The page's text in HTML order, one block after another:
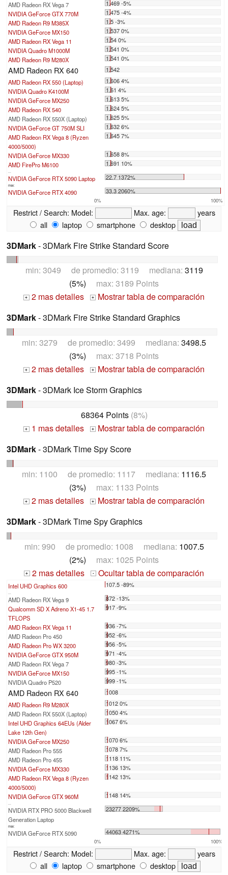
AMD Radeon RX Vega 7
1.469 -5%
NVIDIA GeForce GTX 770M
1.475 -4%
AMD Radeon R9 M385X
1.5 -3%
NVIDIA GeForce MX150
1.537 0%
AMD Radeon RX Vega 11
1.54 0%
NVIDIA Quadro M1000M
1.541 0%
AMD Radeon R9 M280X
1.541 0%
AMD Radeon RX 640
1.542
AMD Radeon RX 550 (Laptop)
1.606 4%
NVIDIA Quadro K4100M
1.61 4%
NVIDIA GeForce MX250
1.613 5%
AMD Radeon RX 540
1.624 5%
AMD Radeon RX 550X (Laptop)
1.625 5%
NVIDIA GeForce GT 750M SLI
1.632 6%
AMD Radeon RX Vega 8 (Ryzen
4000/5000)
1.645 7%
NVIDIA GeForce MX330
1.658 8%
AMD FirePro M6100
1.691 10%
NVIDIA GeForce RTX 5090 Laptop 22.7 1372%
max:
NVIDIA GeForce RTX 4090 33.3 2060%
0% 100%
Restrict / Search: Model: Max. age:
years
all
laptop smartphone desktop
3DMark- 3DMark Fire Strike Standard Score
min: 3049 de promedio: 3119 mediana: 3119
(5%) max: 3189 Points
+ 2 mas detalles +
Mostrar tabla de comparación
3DMark- 3DMark Fire Strike Standard Graphics
min: 3279 de promedio: 3499 mediana: 3498.5
(3%) max: 3718 Points
+ 2 mas detalles +
Mostrar tabla de comparación
3DMark- 3DMark Ice Storm Graphics
68364 Points(8%)
+ 1 mas detalles +
Mostrar tabla de comparación
3DMark- 3DMark Time Spy Score
min: 1100 de promedio: 1117 mediana: 1116.5
(3%) max: 1133 Points
+ 2 mas detalles +
Mostrar tabla de comparación
3DMark- 3DMark Time Spy Graphics
min: 990 de promedio: 1008 mediana: 1007.5
(2%) max: 1025 Points
+ 2 mas detalles - Ocultar tabla de comparación
Intel UHD Graphics 600 107.5 -89%
AMD Radeon RX Vega 9
872 -13%
Qualcomm SD X Adreno X1-45 1.7
TFLOPS
917 -9%
AMD Radeon RX Vega 11
936 -7%
AMD Radeon Pro 450
952 -6%
AMD Radeon Pro WX 3200
956 -5%
NVIDIA GeForce GTX 950M
971 -4%
AMD Radeon RX Vega 7
980 -3%
NVIDIA GeForce MX150
995 -1%
NVIDIA Quadro P520
999 -1%
AMD Radeon RX 640
1008
AMD Radeon R9 M280X
1012 0%
AMD Radeon RX 550X (Laptop)
1050 4%
Intel UHD Graphics 64EUs (Alder
Lake 12th Gen)
1067 6%
NVIDIA GeForce MX250
1070 6%
AMD Radeon Pro 555
1078 7%
AMD Radeon Pro 455
1118 11%
NVIDIA GeForce MX330
1136 13%
AMD Radeon RX Vega 8 (Ryzen
4000/5000)
1142 13%
NVIDIA GeForce GTX 960M 1148 14%
NVIDIA RTX PRO 5000 Blackwell
Generation Laptop
23277 2209%
max:
NVIDIA GeForce RTX 5090 44063 4271%
0% 100%
Restrict / Search: Model: Max. age:
years
all
laptop smartphone desktop